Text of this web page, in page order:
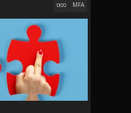
MFA
סמס